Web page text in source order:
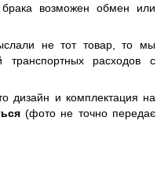
возможен обмен или
не тот товар, то мы
расходов с
дизайн и комплектация на
(фото не точно передає